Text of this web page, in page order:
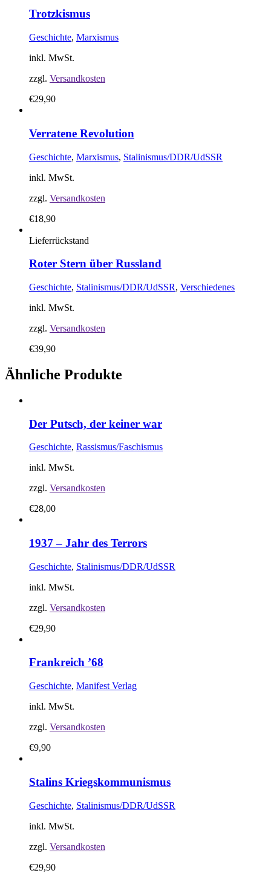
Trotzkismus
Geschichte, Marxismus
inkl. MwSt.
zzgl. Versandkosten
€29,90
Verratene Revolution
Geschichte, Marxismus, Stalinismus/DDR/UdSSR
inkl. MwSt.
zzgl. Versandkosten
€18,90
Lieferrückstand
Roter Stern über Russland
Geschichte, Stalinismus/DDR/UdSSR, Verschiedenes
inkl. MwSt.
zzgl. Versandkosten
€39,90
Ähnliche Produkte
Der Putsch, der keiner war
Geschichte, Rassismus/Faschismus
inkl. MwSt.
zzgl. Versandkosten
€28,00
1937 – Jahr des Terrors
Geschichte, Stalinismus/DDR/UdSSR
inkl. MwSt.
zzgl. Versandkosten
€29,90
Frankreich ’68
Geschichte, Manifest Verlag
inkl. MwSt.
zzgl. Versandkosten
€9,90
Stalins Kriegskommunismus
Geschichte, Stalinismus/DDR/UdSSR
inkl. MwSt.
zzgl. Versandkosten
€29,90